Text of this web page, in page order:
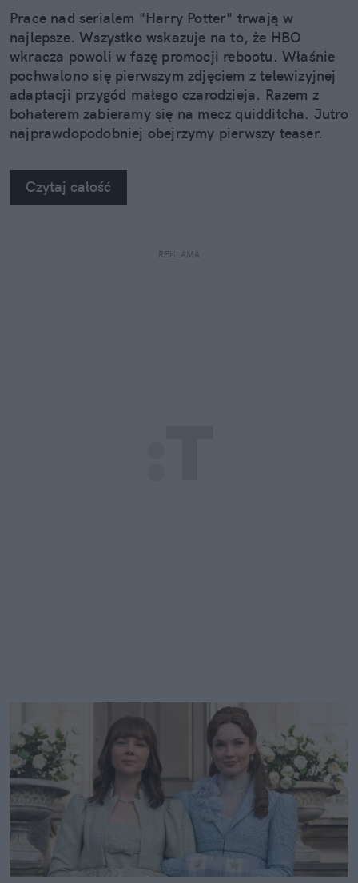
Prace nad serialem "Harry Potter" trwają w
najlepsze. Wszystko wskazuje na to, że HBO
wkracza powoli w fazę promocji rebootu. Właśnie
pochwalono się pierwszym zdjęciem z telewizyjnej
adaptacji przygód małego czarodzieja. Razem z
bohaterem zabieramy się na mecz quidditcha. Jutro
najprawdopodobniej obejrzymy pierwszy teaser.
Czytaj całość
REKLAMA